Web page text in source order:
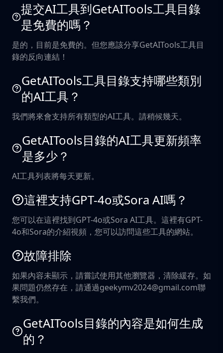
提交AI工具到GetAITools工具目錄
是免費的嗎？
是的，目前是免費的。但您應該分享GetAITools工具目
錄的反向連結！
GetAITools工具目錄支持哪些類別
的AI工具？
我們將來會支持所有類型的AI工具。請稍候幾天。
GetAITools目錄的AI工具更新頻率
是多少？
AI工具列表將每天更新。
這裡支持GPT-4o或Sora AI嗎？
您可以在這裡找到GPT-4o或Sora AI工具。這裡有GPT-
4o和Sora的介紹視頻，您可以訪問這些工具的網站。
故障排除
如果內容未顯示，請嘗試使用其他瀏覽器，清除緩存。如
果問題仍然存在，請通過geekymv2024@gmail.com聯
繫我們。
GetAITools目錄的內容是如何生成
的？